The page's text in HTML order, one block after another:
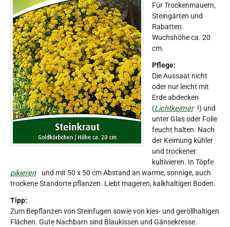
Für Trockenmauern,
Steingärten und
Rabatten.
Wuchshöhe ca. 20
cm.
Pflege:
Die Aussaat nicht
oder nur leicht mit
Erde abdecken
(Lichtkeimer !) und
unter Glas oder Folie
feucht halten. Nach
der Keimung kühler
und trockener
kultivieren. In Töpfe
pikieren
und mit 50 x 50 cm Abstand an warme, sonnige, auch
trockene Standorte pflanzen. Liebt mageren, kalkhaltigen Boden.
Tipp:
Zum Bepflanzen von Steinfugen sowie von kies- und geröllhaltigen
Flächen. Gute Nachbarn sind Blaukissen und Gänsekresse.